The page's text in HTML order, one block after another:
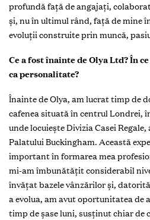
profundă față de angajați,
și, nu în ultimul rând, față de mine
evoluții construite prin muncă,
Ce a fost înainte de Olya Ltd? În
ca personalitate?
Înainte de Olya, am lucrat timp de
cafenea situată în centrul Londrei,
unde locuiește Divizia Casei
Palatului Buckingham. Această
important în formarea mea
mi-am îmbunătățit considerabil
învățat bazele vânzărilor și,
a evolua, am avut oportunitatea de
timp de șase luni, susținut chiar de